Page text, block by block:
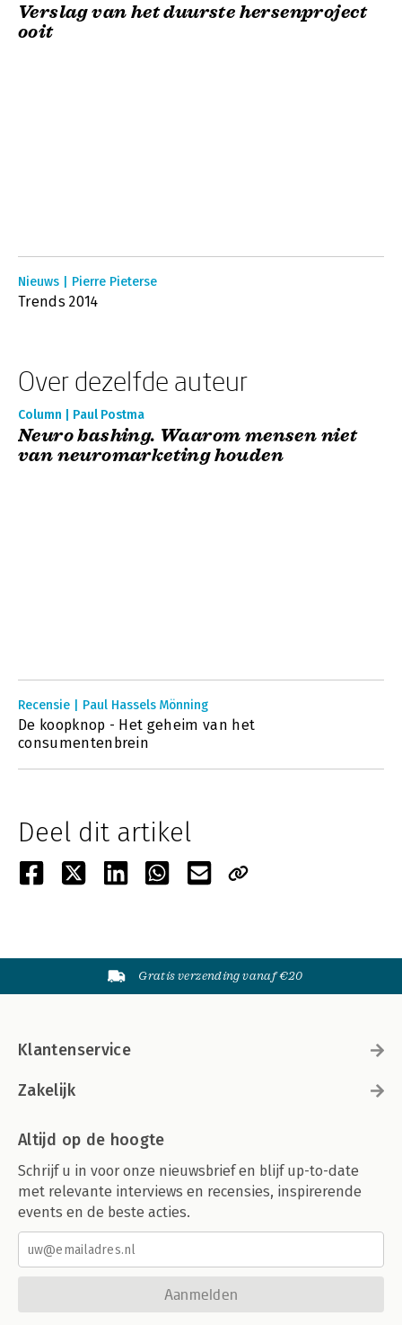
Verslag van het duurste hersenproject
ooit
Nieuws | Pierre Pieterse
Trends 2014
Over dezelfde auteur
Column | Paul Postma
Neuro bashing. Waarom mensen niet
van neuromarketing houden
Recensie | Paul Hassels Mönning
De koopknop - Het geheim van het
consumentenbrein
Deel dit artikel
Gratis verzending vanaf €20
Klantenservice
Zakelijk
Altijd op de hoogte
Schrijf u in voor onze nieuwsbrief en blijf up-to-date
met relevante interviews en recensies, inspirerende
events en de beste acties.
Aanmelden